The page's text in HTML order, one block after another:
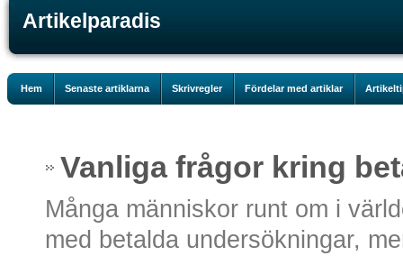
Artikelparadis
Hem Senaste artiklarna Skrivregler Fördelar med artiklar
Vanliga frågor kring
Många människor runt om i
med betalda undersökningar,